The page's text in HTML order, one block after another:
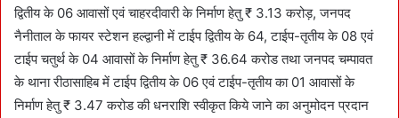
द्वितीय के 06 आवासों एवं चाहरदीवारी के निर्माण हेतु ₹ 3.13 करोड़, जनपद
नैनीताल के फायर स्टेशन हल्द्वानी में टाईप द्वितीय के 64, टाईप-तृतीय के 08 एवं
टाईप चतुर्थ के 04 आवासों के निर्माण हेतु ₹ 36.64 करोड तथा जनपद चम्पावत
के थाना रीठासाहिब में टाईप द्वितीय के 06 एवं टाईप-तृतीय का 01 आवासों के
निर्माण हेतु ₹ 3.47 करोड की धनराशि स्वीकृत किये जाने का अनुमोदन प्रदान